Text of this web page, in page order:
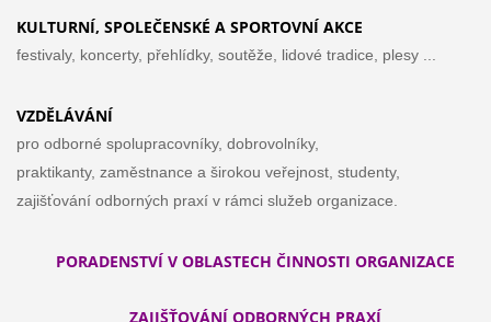
KULTURNÍ, SPOLEČENSKÉ A SPORTOVNÍ AKCE
festivaly, koncerty, přehlídky, soutěže, lidové tradice, plesy ...
VZDĚLÁVÁNÍ
pro odborné spolupracovníky, dobrovolníky,
praktikanty, zaměstnance a širokou veřejnost, studenty,
zajišťování odborných praxí v rámci služeb organizace.
PORADENSTVÍ V OBLASTECH ČINNOSTI ORGANIZACE
ZAJIŠŤOVÁNÍ ODBORNÝCH PRAXÍ